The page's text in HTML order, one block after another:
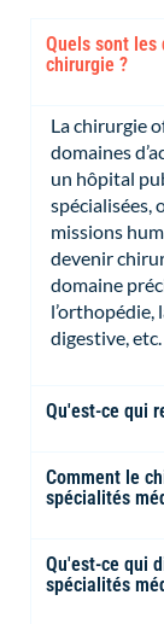
Quels sont les
chirurgie ?
La chirurgie
domaines
un hôpital
spécialisées,
missions
devenir
domaine
l’orthopédie,
digestive, etc.
Qu'est-ce qui
Comment le
spécialités
Qu'est-ce qui
spécialités